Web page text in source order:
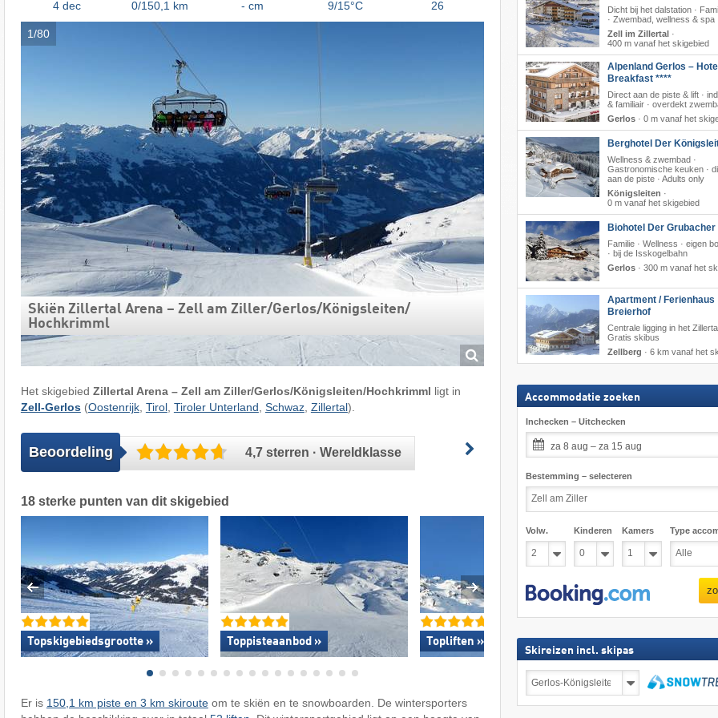
4 dec 0/150,1 km - cm 9/15°C 26
1/80
Skiën Zillertal Arena – Zell am Ziller/​​Gerlos/​​Königsleiten/​​
Hochkrimml
Het skigebied Zillertal Arena – Zell am Ziller/​Gerlos/​Königsleiten/​Hochkrimml ligt in
Zell-Gerlos(Oostenrijk, Tirol, Tiroler Unterland Schwaz, Zillertal).
Beoordeling 4,7 sterren · Wereldklasse
18 sterke punten van dit skigebied
Topskigebiedsgrootte » Toppisteaanbod » Topliften »
Er is 150,1 km piste en 3 km skirouteom te skiën en te snowboarden. De wintersporters
Dicht bij het dalstation ·
· Zwembad, wellness & spa
Zell im Zillertal·
400 m vanaf het skigebied
Alpenland Gerlos –
Breakfast ****
Direct aan de piste & lift ·
& familiair · overdekt
Gerlos· 0 m vanaf het
Berghotel Der
Wellness & zwembad ·
Gastronomische keuken ·
aan de piste · Adults only
Königsleiten ·
0 m vanaf het skigebied
Biohotel Der Grubacher
Familie · Wellness · eigen
· bij de Isskogelbahn
Gerlos· 300 m vanaf het
Apartment / Ferienhaus
Breierhof
Centrale ligging in het
Gratis skibus
Zellberg · 6 km vanaf het
Accommodatie zoeken
Inchecken – Uitchecken
za 8 aug – za 15 aug
Bestemming – selecteren
Volw. Kinderen Kamers Type
Skireizen incl. skipas
incl.